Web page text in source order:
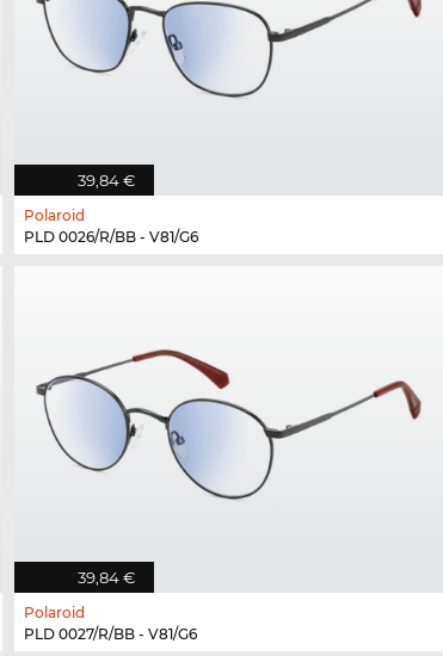
39,84 €
Polaroid
PLD 0026/R/BB - V81/G6
39,84 €
Polaroid
PLD 0027/R/BB - V81/G6